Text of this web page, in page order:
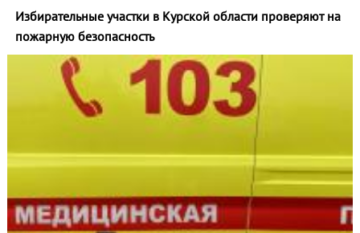
Избирательные участки в Курской области проверяют на
пожарную безопасность